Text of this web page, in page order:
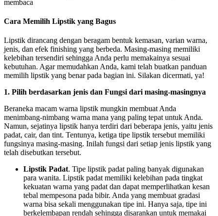
membaca
Cara Memilih Lipstik yang Bagus
Lipstik dirancang dengan beragam bentuk kemasan, varian warna,
jenis, dan efek finishing yang berbeda. Masing-masing memiliki
kelebihan tersendiri sehingga Anda perlu memakainya sesuai
kebutuhan. Agar memudahkan Anda, kami telah buatkan panduan
memilih lipstik yang benar pada bagian ini. Silakan dicermati, ya!
1. Pilih berdasarkan jenis dan Fungsi dari masing-masingnya
Beraneka macam warna lipstik mungkin membuat Anda
menimbang-nimbang warna mana yang paling tepat untuk Anda.
Namun, sejatinya lipstik hanya terdiri dari beberapa jenis, yaitu jenis
padat, cair, dan tint. Tentunya, ketiga tipe lipstik tersebut memiliki
fungsinya masing-masing. Inilah fungsi dari setiap jenis lipstik yang
telah disebutkan tersebut.
Lipstik Padat. Tipe lipstik padat paling banyak digunakan
para wanita. Lipstik padat memiliki kelebihan pada tingkat
kekuatan warna yang padat dan dapat memperlihatkan kesan
tebal mempesona pada bibir. Anda yang membuat gradasi
warna bisa sekali menggunakan tipe ini. Hanya saja, tipe ini
berkelembapan rendah sehingga disarankan untuk memakai